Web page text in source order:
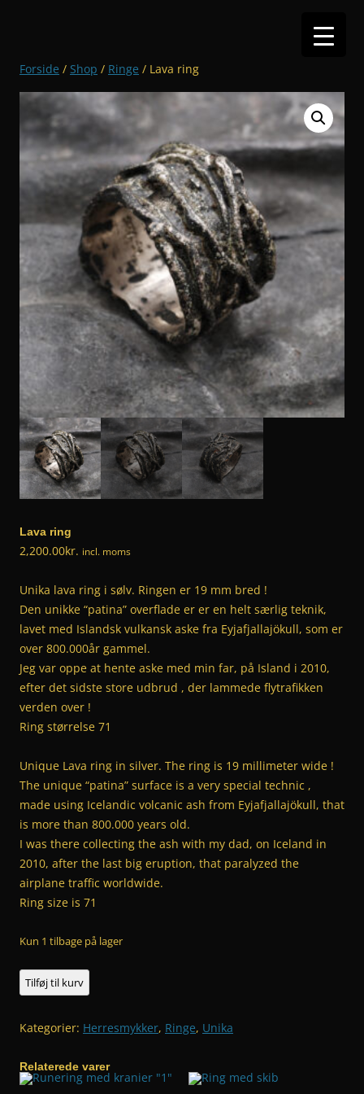
Forside / Shop / Ringe / Lava ring
Lava ring
2,200.00kr. incl. moms
Unika lava ring i sølv. Ringen er 19 mm bred !
Den unikke “patina” overflade er er en helt særlig teknik,
lavet med Islandsk vulkansk aske fra Eyjafjallajökull, som er
over 800.000år gammel.
Jeg var oppe at hente aske med min far, på Island i 2010,
efter det sidste store udbrud , der lammede flytrafikken
verden over !
Ring størrelse 71
Unique Lava ring in silver. The ring is 19 millimeter wide !
The unique “patina” surface is a very special technic ,
made using Icelandic volcanic ash from Eyjafjallajökull, that
is more than 800.000 years old.
I was there collecting the ash with my dad, on Iceland in
2010, after the last big eruption, that paralyzed the
airplane traffic worldwide.
Ring size is 71
Kun 1 tilbage på lager
Lava
ring
Tilføj til kurv
Kategorier: Herresmykker, Ringe, Unika
Relaterede varer